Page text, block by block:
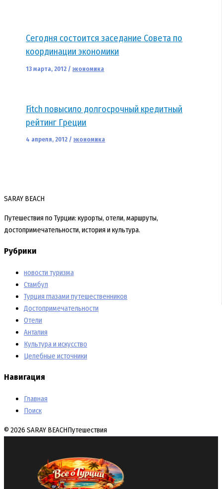
Сегодня состоится заседание Совета по
координации экономики
13 марта, 2012 /экономика
Fitch повысило долгосрочный кредитный
рейтинг Греции
4 апреля, 2012 /экономика
SARAY BEACH
Путешествия по Турции: курорты, отели, маршруты,
достопримечательности, история и культура.
Рубрики
новости туризма
Стамбул
Турция глазами путешественников
Достопримечательности
Отели
Анталия
Культура и искусство
Целебные источники
Навигация
Главная
Поиск
© 2026 SARAY BEACHПутешествия